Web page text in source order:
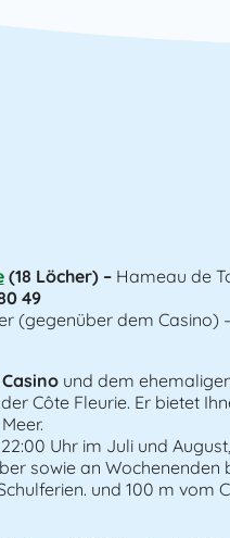
(18 Löcher) –Hameau de
49
(gegenüber dem Casino)
Casinound dem
Côte Fleurie. Er bietet
Uhr im Juli und
sowie an Wochenenden
und 100 m vom